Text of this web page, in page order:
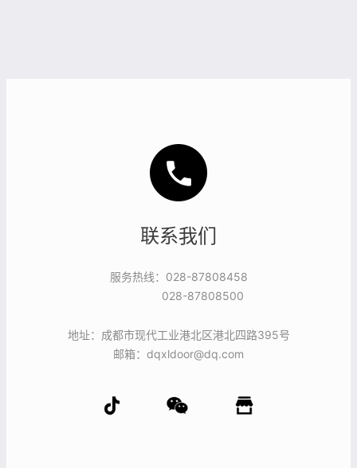
联系我们
服务热线：028-87808458
028-87808500
地址：成都市现代工业港北区港北四路395号
邮箱：dqxldoor@dq.com